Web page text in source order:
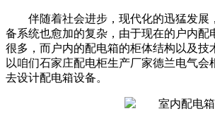
伴随着社会进步，现代化的迅猛发展
备系统也愈加的复杂，由于现在的户内配
很多，而户内的配电箱的柜体结构以及技
以咱们石家庄配电柜生产厂家德兰电气会
去设计配电箱设备。